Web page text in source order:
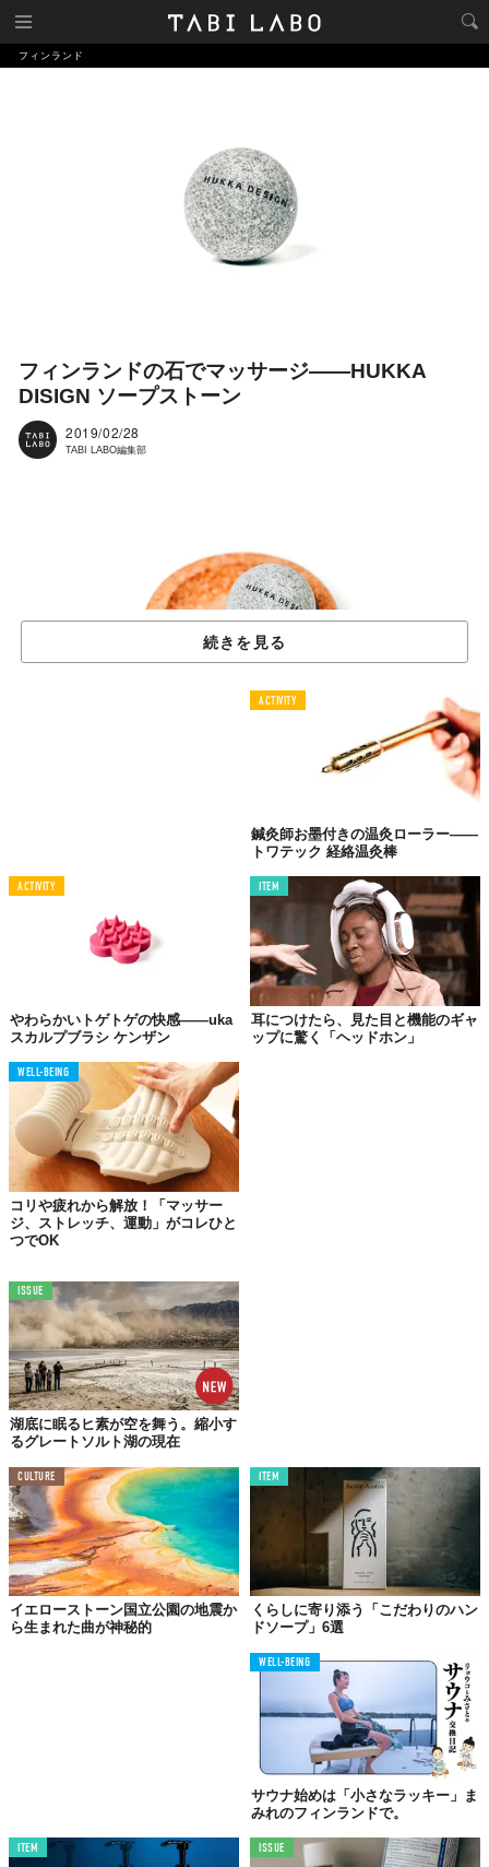
フィンランド
フィンランドの石でマッサージ――HUKKA
DISIGN ソープストーン
2019/02/28
TABI LABO編集部
©2019 TABI LABO
この石をお湯で温めて、肩や首
にぐぅっと押し当ててみてください。熱がじんわりと患部の奥に
染み込んでくる感覚を味わえます。例えるなら「指圧マッサージ
＋湯船に浸かったときの気持ちよさ」。もちろん、手足や腰にも
使えます。オススメは、付属のコルク製土台を使って、足の裏に
コロコロと転がす……コレ最高です。
ホットストーンセラピーなどに使われる石のなかでも、HUKKA
DESINGのソープストーンは、28億年前にフィンランドで生成さ
れたという蓄熱性の高いもの。昔から同国では暖炉にこの石を置
いて、火が消えたあとも室温をキープしているとか。高密度で汚
れが付着しにくく半永久的に使えるというメリットや、冷やして
氷の代わりに、なんて使い方もあります。両方試したい人は2個入
りセットを。
HUKKA DESIGN ソープストーン SOLEJOY mini フットケアストーン 直径45mm
¥4,298（税込）（宝通商株式会社 TEL:03-3241-3121）
この世界は、もっと広いはずだ。
続きを見る
ACTIVITY
鍼灸師お墨付きの温灸ローラー――
トワテック 経絡温灸棒
ACTIVITY
やわらかいトゲトゲの快感――uka
スカルプブラシ ケンザン
ITEM
耳につけたら、見た目と機能のギャ
ップに驚く「ヘッドホン」
WELL-BEING
コリや疲れから解放！「マッサー
ジ、ストレッチ、運動」がコレひと
つでOK
ISSUE
湖底に眠るヒ素が空を舞う。縮小す
るグレートソルト湖の現在
CULTURE
イエローストーン国立公園の地震か
ら生まれた曲が神秘的
ITEM
くらしに寄り添う「こだわりのハン
ドソープ」6選
WELL-BEING
サウナ始めは「小さなラッキー」ま
みれのフィンランドで。
ITEM ISSUE